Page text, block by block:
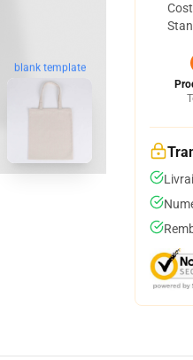
blank template